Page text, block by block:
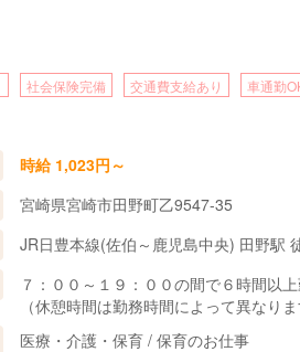
社会保険完備 交通費支給あり
車通勤
時給 1,023円～
宮崎県宮崎市田野町乙9547-35
JR日豊本線(佐伯～鹿児島中央) 田野駅
７：００～１９：００の間で６時間以
（休憩時間は勤務時間によって異なり
医療・介護・保育 / 保育のお仕事